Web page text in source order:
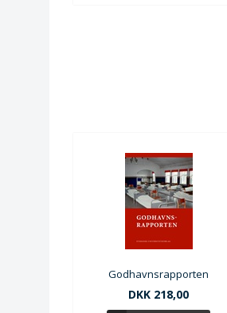
Godhavnsrapporten
DKK 218,00